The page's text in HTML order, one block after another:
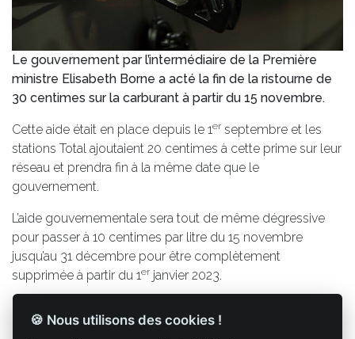
Le gouvernement par l’intermédiaire de la Première
ministre Elisabeth Borne a acté la fin de la ristourne de
30 centimes sur la carburant à partir du 15 novembre.
Cette aide était en place depuis le 1er septembre et les
stations Total ajoutaient 20 centimes à cette prime sur leur
réseau et prendra fin à la même date que le
gouvernement.
L’aide gouvernementale sera tout de même dégressive
pour passer à 10 centimes par litre du 15 novembre
jusqu’au 31 décembre pour être complètement
supprimée à partir du 1er janvier 2023.
🍪 Nous utilisons des cookies !